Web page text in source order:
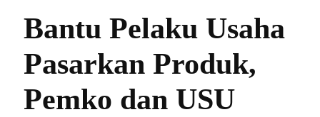
Bantu Pelaku Usaha
Pasarkan Produk,
Pemko dan USU